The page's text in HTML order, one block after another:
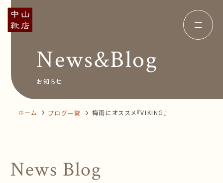
Concept コンセプト
Insole オーダー中敷き
News&Blog
Company 会社概要
News&Blog
お知らせ
ホーム ブログ一覧 梅雨にオススメ『VIKING』
News Blog